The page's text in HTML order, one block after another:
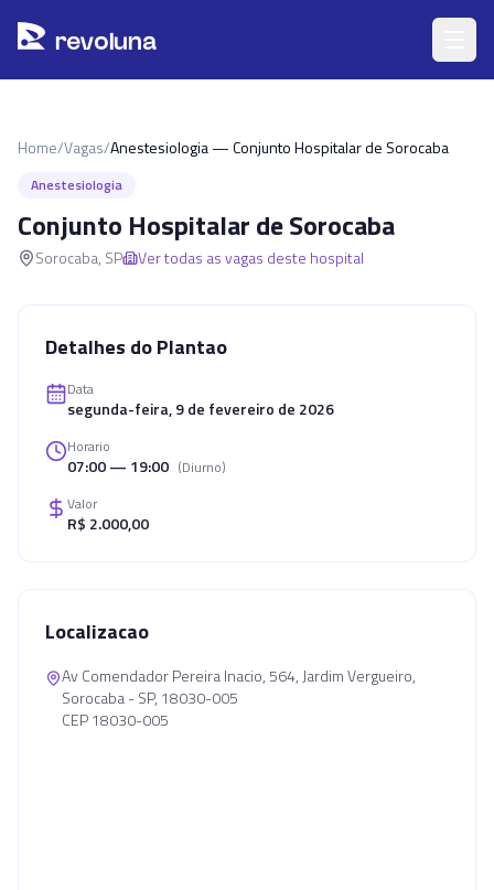
revoluna
Home/Vagas/Anestesiologia — Conjunto Hospitalar de Sorocaba
Anestesiologia
Conjunto Hospitalar de Sorocaba
Sorocaba, SP Ver todas as vagas deste hospital
Detalhes do Plantao
Data
segunda-feira, 9 de fevereiro de 2026
Horario
07:00 — 19:00 (Diurno)
Valor
R$ 2.000,00
Localizacao
Av Comendador Pereira Inacio, 564, Jardim Vergueiro,
Sorocaba - SP, 18030-005
CEP 18030-005